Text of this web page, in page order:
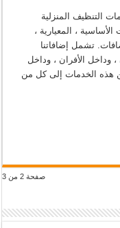
التنظيف المنزلية
، المعيارية ،
تشمل إضافاتنا
وداخل الأفران ، وداخل
هذه الخدمات إلى كل من
صفحة 2 من 3